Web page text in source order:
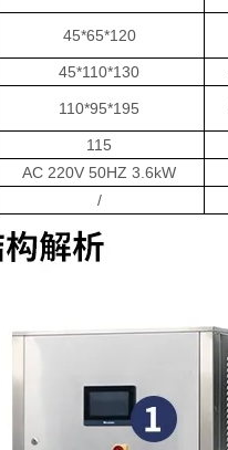
45*65*120
45*110*130
110*95*195
115
AC 220V 50HZ 3.6kW
/